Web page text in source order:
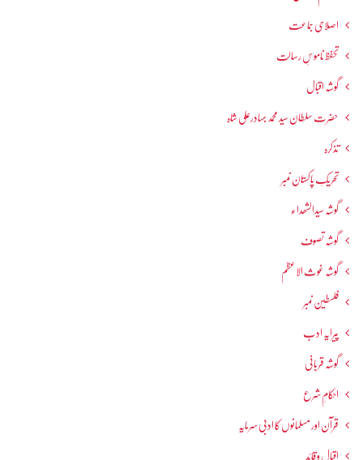
اصلاحی جماعت
تحفظ ناموسِ رسالت
گوشہ اقبال
حضرت سلطان سید محمد بہادرعلی شاہ
تذکرہ
تحریکِ پاکستان نمبر
گوشہ سیدالشھداء
گوشہ تصوف
گوشہ غوث الاعظم
فلسطین نمبر
پیرایہ ادب
گوشہ قربانی
احکامِ شرع
قرآن اور مسلمانوں کا ادبی سرمایہ
اقبال و قائد